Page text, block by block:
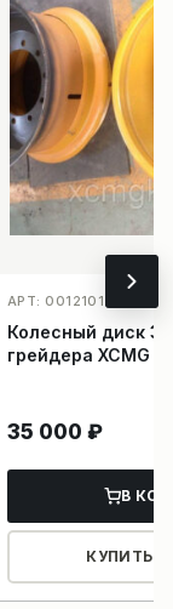
АРТ: 001210123_1614
Колесный диск
грейдера XCMG
35 000 ₽
В
КУПИТЬ В